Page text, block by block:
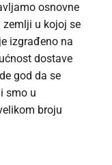
osnovne
zemlji u kojoj se
izgrađeno na
dostave
god da se
smo u
broju